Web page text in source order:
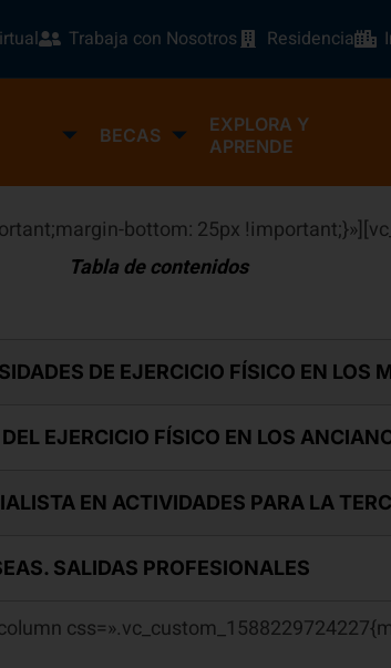
Trabaja con Nosotros Residencia
BECAS
EXPLORA Y
APRENDE
bottom: 25px
Tabla de contenidos
DE EJERCICIO FÍSICO EN LOS
EJERCICIO FÍSICO EN LOS
EN ACTIVIDADES PARA LA
SALIDAS PROFESIONALES